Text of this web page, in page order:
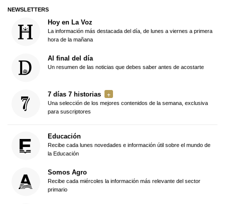
NEWSLETTERS
Hoy en La Voz
La información más destacada del día, de lunes a viernes a primera
hora de la mañana
Al final del día
Un resumen de las noticias que debes saber antes de acostarte
7 días 7 historias
Una selección de los mejores contenidos de la semana, exclusiva
para suscriptores
Educación
Recibe cada lunes novedades e información útil sobre el mundo de
la Educación
Somos Agro
Recibe cada miércoles la información más relevante del sector
primario